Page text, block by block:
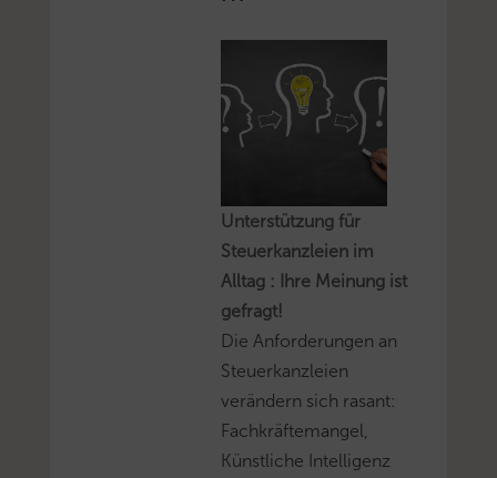
Unterstützung für
Steuerkanzleien im
Alltag : Ihre Meinung ist
gefragt!
Die Anforderungen an
Steuerkanzleien
verändern sich rasant:
Fachkräftemangel,
Künstliche Intelligenz